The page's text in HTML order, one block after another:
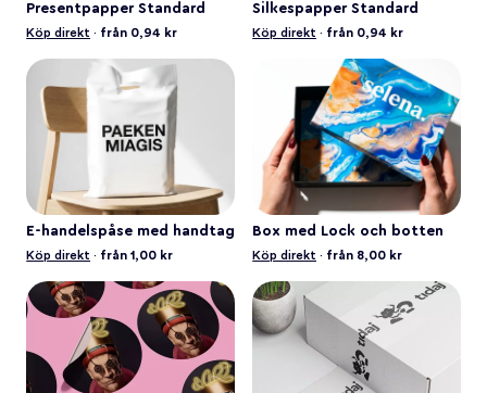
Presentpapper Standard
Köp direkt · från 0,94 kr
Silkespapper Standard
Köp direkt · från 0,94 kr
E-handelspåse med handtag
Köp direkt · från 1,00 kr
Box med Lock och botten
Köp direkt · från 8,00 kr